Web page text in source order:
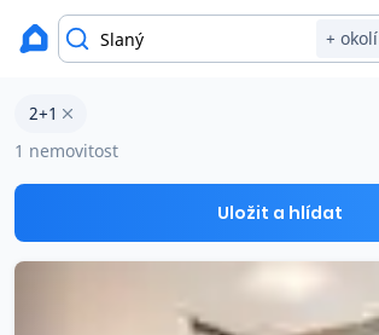
+ okolí
Prodat
Prodej s Reas.cz
okres Kladno
Byty 2+1 na prodej Slaný
2+1
1 nemovitost
Uložit a hlídat